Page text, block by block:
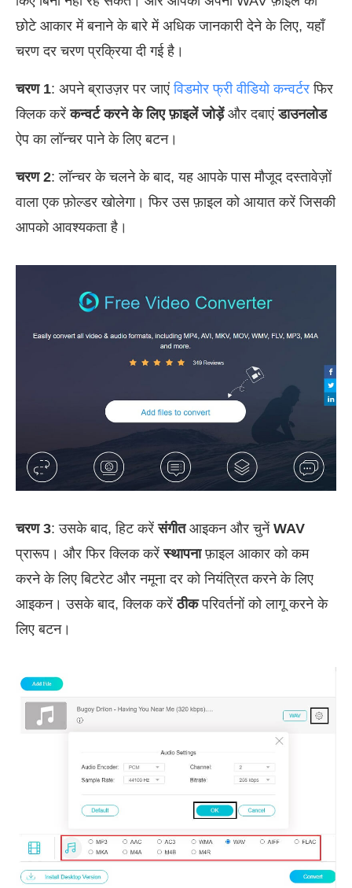
छोटे आकार में बनाने के बारे में अधिक जानकारी देने के लिए, यहाँ
चरण दर चरण प्रक्रिया दी गई है।
चरण 1: अपने ब्राउज़र पर जाएंविडमोर फ्री वीडियो कन्वर्टर फिर
क्लिक करेंकन्वर्ट करने के लिए फ़ाइलें जोड़ेंऔर दबाएंडाउनलोड
ऐप का लॉन्चर पाने के लिए बटन।
चरण 2: लॉन्चर के चलने के बाद, यह आपके पास मौजूद दस्तावेज़ों
वाला एक फ़ोल्डर खोलेगा। फिर उस फ़ाइल को आयात करें जिसकी
आपको आवश्यकता है।
चरण 3: उसके बाद, हिट करेंसंगीतआइकन और चुनें WAV
प्रारूप। और फिर क्लिक करेंस्थापनाफ़ाइल आकार को कम
करने के लिए बिटरेट और नमूना दर को नियंत्रित करने के लिए
आइकन। उसके बाद, क्लिक करेंठीकपरिवर्तनों को लागू करने के
लिए बटन।